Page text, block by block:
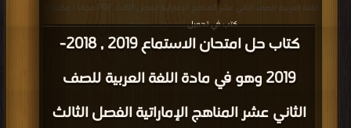
كتاب حل امتحان الاستماع 2019 , 2018-
2019 وهو في مادة اللغة العربية للصف
الثاني عشر المناهج الإماراتية الفصل الثالث
اللغة العربية للصف الثاني عشر المناهج الإماراتية الفصل الثالث PDF مجانا | مكتبة >
كتب في تحميل| التحميل : مرة/مرات